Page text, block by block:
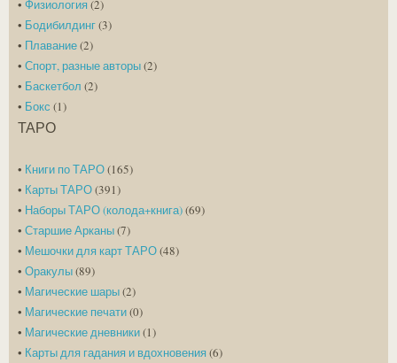
• Физиология(2)
• Бодибилдинг(3)
• Плавание(2)
• Спорт, разные авторы(2)
• Баскетбол (2)
• Бокс (1)
ТАРО
• Книги по ТАРО(165)
• Карты ТАРО(391)
• Наборы ТАРО (колода+книга)(69)
• Старшие Арканы(7)
• Мешочки для карт ТАРО(48)
• Оракулы(89)
• Магические шары(2)
• Магические печати(0)
• Магические дневники(1)
• Карты для гадания и вдохновения(6)